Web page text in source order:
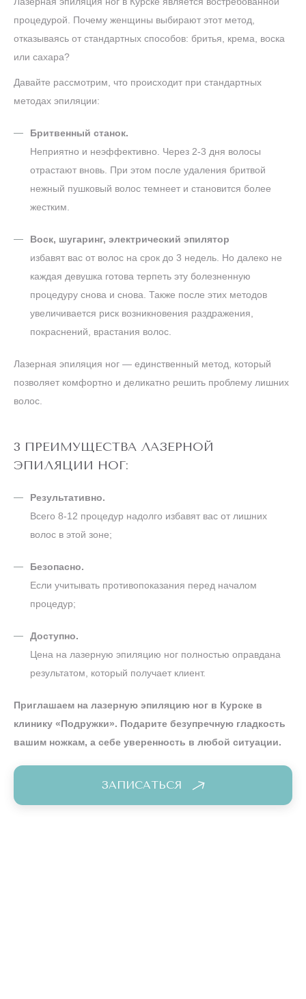
процедурой. Почему женщины выбирают этот метод,
отказываясь от стандартных способов: бритья, крема, воска
или сахара?
Давайте рассмотрим, что происходит при стандартных
методах эпиляции:
Бритвенный станок.
Неприятно и неэффективно. Через 2-3 дня волосы
отрастают вновь. При этом после удаления бритвой
нежный пушковый волос темнеет и становится более
жестким.
Воск, шугаринг, электрический эпилятор
избавят вас от волос на срок до 3 недель. Но далеко не
каждая девушка готова терпеть эту болезненную
процедуру снова и снова. Также после этих методов
увеличивается риск возникновения раздражения,
покраснений, врастания волос.
Лазерная эпиляция ног — единственный метод, который
позволяет комфортно и деликатно решить проблему лишних
волос.
3 ПРЕИМУЩЕСТВА ЛАЗЕРНОЙ
ЭПИЛЯЦИИ НОГ:
Результативно.
Всего 8-12 процедур надолго избавят вас от лишних
волос в этой зоне;
Безопасно.
Если учитывать противопоказания перед началом
процедур;
Доступно.
Цена на лазерную эпиляцию ног полностью оправдана
результатом, который получает клиент.
Приглашаем на лазерную эпиляцию ног в Курске в
клинику «Подружки». Подарите безупречную гладкость
вашим ножкам, а себе уверенность в любой ситуации.
ЗАПИСАТЬСЯ